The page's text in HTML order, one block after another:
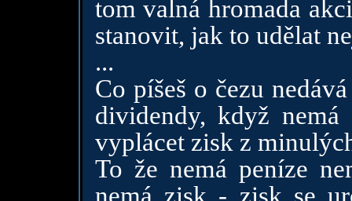
tom valná hromada
stanovit, jak to udělat
...
Co píšeš o čezu
dividendy, když
vyplácet zisk z
To že nemá peníze